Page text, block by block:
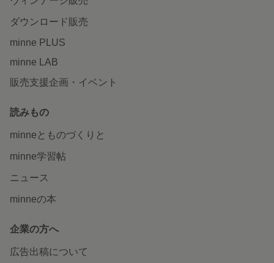
ダウンロード販売
minne PLUS
minne LAB
販売支援企画・イベント
読みもの
minneとものづくりと
minne学習帖
ニュース
minneの本
企業の方へ
広告出稿について